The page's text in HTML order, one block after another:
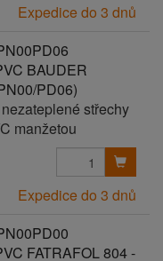
Expedice do 3 dnů
BAUDER
PD06)
střechy
manžetou
Expedice do 3 dnů
FATRAFOL 804 -